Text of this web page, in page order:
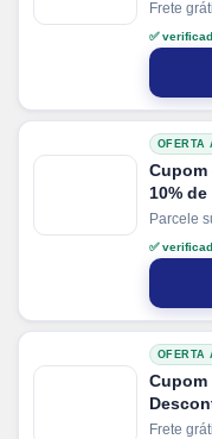
Frete
Sudeste
compras
de
✅
OFERTA
Cupom
10%
Parcele
pague
✅
OFERTA
Cupom
Frete